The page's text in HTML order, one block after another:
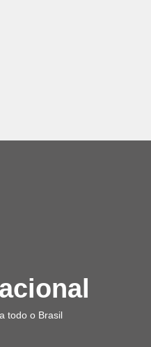
todo o Brasil